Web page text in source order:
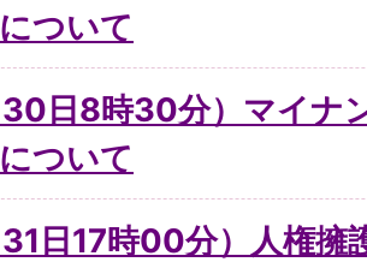
ついて
30日8時30分）マイナ
ついて
31日17時00分）人権擁